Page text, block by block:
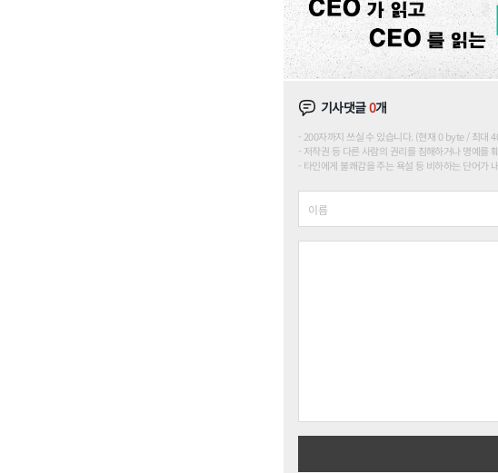
기사댓글0개
200자까지 쓰실 수 있습니다. (현재 0 byte / 최대
저작권 등 다른 사람의 권리를 침해하거나 명예를
타인에게 불쾌감을 주는 욕설 등 비하하는 단어가